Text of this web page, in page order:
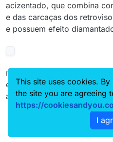
acizentado, que combina
e das carcaças dos
e possuem efeito
no interior do carro
é especial, com uma
a placa, com o número de
This site uses cookies.
the site you are agreeing
https://
I